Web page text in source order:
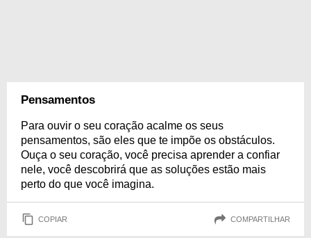
Pensamentos
Para ouvir o seu coração acalme os seus
pensamentos, são eles que te impõe os obstáculos.
Ouça o seu coração, você precisa aprender a confiar
nele, você descobrirá que as soluções estão mais
perto do que você imagina.
COPIAR COMPARTILHAR